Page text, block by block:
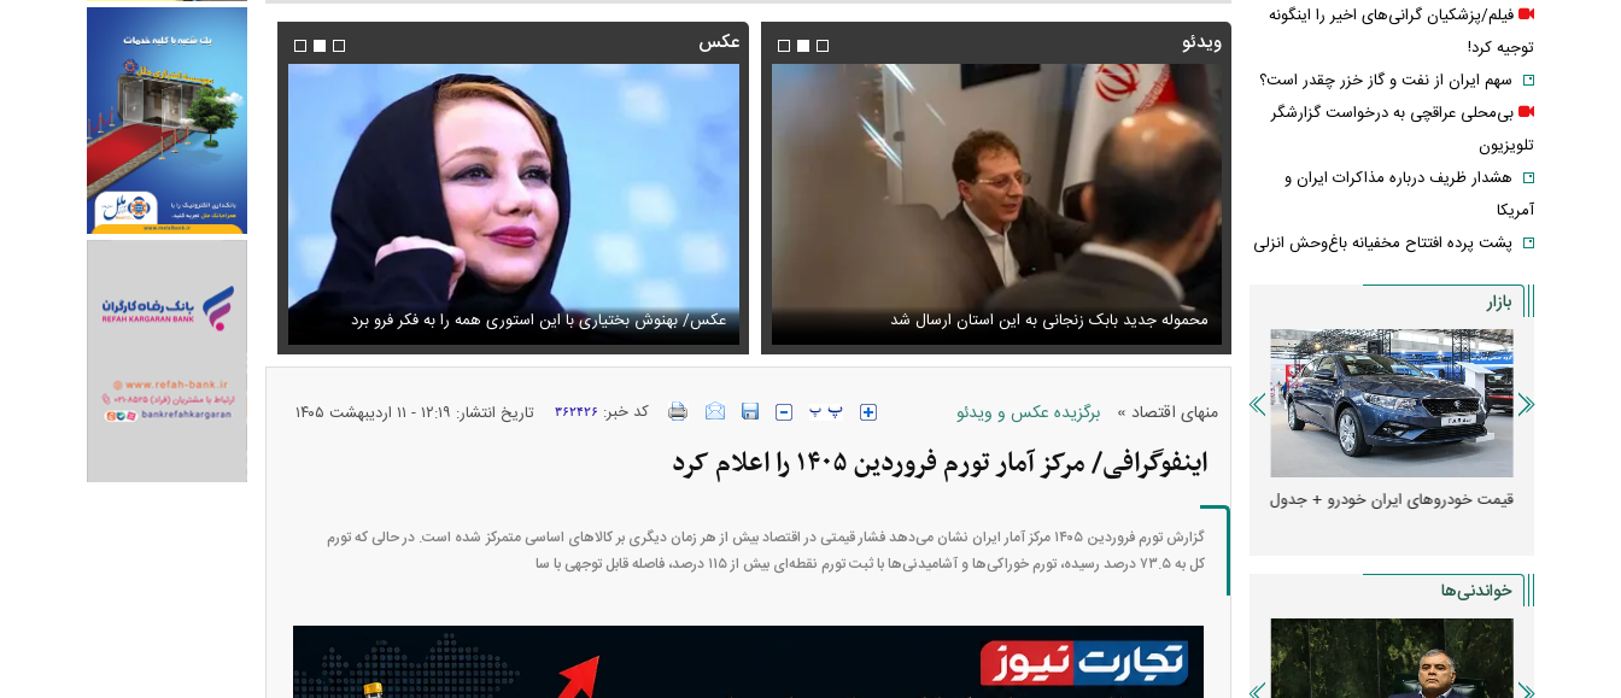
ویدئو
دشمنان می‌دانند چه کسانی را ترور می‌کنند محموله جدید بابک زنجانی به این استان ارسال شد
فیلم/روایت رامین پرچمی از کار قشنگی که مهران مدیری برایش
انجام داد
فیلم/ پزشکیان: دشمنان می‌دانند چه کسانی را
عکس
خبر مربوط به محسن رضایی از خروجی یک خبرگزاری اشک و دلتنگی نعیمه نظام‌دوست در سالگرد ماه‌چهره خلیلی عکس/ بهنوش بختیاری با این استوری همه را به فکر فرو برد حذف خبر مربوط به محسن رضایی از
منهای اقتصاد » برگزیده عکس و ویدئو کد خبر: ۳۶۲۴۲۶ تاریخ انتشار: ۱۲:۱۹ - ۱۱ ارديبهشت ۱۴۰۵
اینفوگرافی/ مرکز آمار تورم فروردین ۱۴۰۵ را اعلام کرد
گزارش تورم فروردین ۱۴۰۵ مرکز آمار ایران نشان می‌دهد فشار قیمتی در اقتصاد بیش از هر زمان دیگری بر کالا‌های اساسی متمرکز شده است. در حالی که تورم
کل به ۷۳.۵ درصد رسیده، تورم خوراکی‌ها و آشامیدنی‌ها با ثبت تورم نقطه‌ای بیش از ۱۱۵ درصد، فاصله قابل توجهی با سا
فیلم/پزشکیان گرانی‌های اخیر را اینگونه
توجیه کرد!
سهم ایران از نفت و گاز خزر چقدر است؟
بی‌محلی عراقچی به درخواست گزارشگر
تلویزیون
هشدار ظریف درباره مذاکرات ایران و
آمریکا
پشت پرده افتتاح مخفیانه باغ‌وحش انزلی
بازار
قیمت خودرو‌های ایران خودرو + جدول قیمت خودرو‌های ایران خودرو + جدول
خواندنی‌ها